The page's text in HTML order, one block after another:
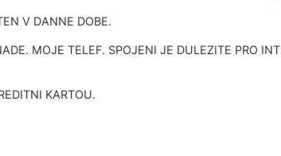
V DANNE DOBE.
MOJE TELEF. SPOJENI JE DULEZITE PRO
KARTOU.